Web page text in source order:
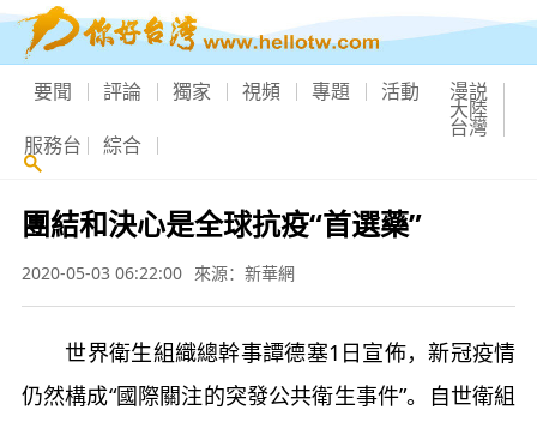
要聞 評論 獨家 視頻 專題 活動 漫説
大陸
台灣
服務台 綜合
團結和決心是全球抗疫“首選藥”
2020-05-03 06:22:00 來源：新華網
世界衛生組織總幹事譚德塞1日宣佈，新冠疫情
仍然構成“國際關注的突發公共衛生事件”。自世衛組